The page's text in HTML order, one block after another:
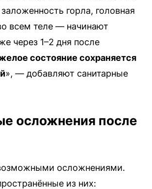
горла, головная
всем теле — начинают
через 1–2 дня после
состояние сохраняется
», — добавляют санитарные
осложнения после
осложнениями.
из них: